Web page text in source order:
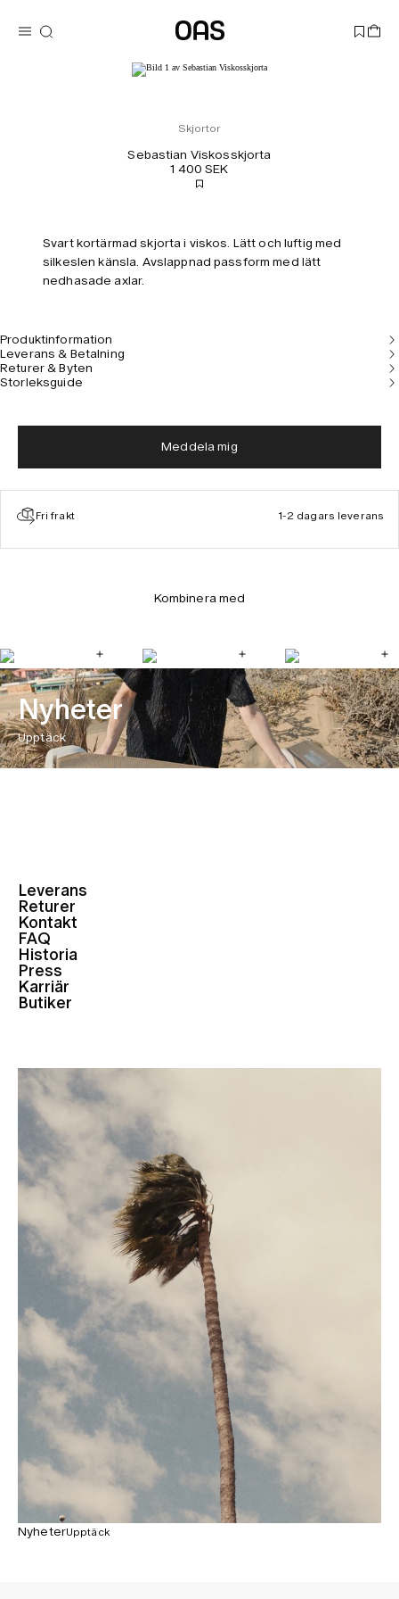
Skjortor
Sebastian Viskosskjorta
1 400 SEK
Svart kortärmad skjorta i viskos. Lätt och luftig med
silkeslen känsla. Avslappnad passform med lätt
nedhasade axlar.
Produktinformation
Leverans & Betalning
Returer & Byten
Storleksguide
Meddela mig
Fri frakt 1-2 dagars leverans
Kombinera med
Nyheter
Upptäck
Leverans
Returer
Kontakt
FAQ
Historia
Press
Karriär
Butiker
NyheterUpptäck